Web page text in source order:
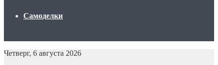
Самоделки
Четверг, 6 августа 2026